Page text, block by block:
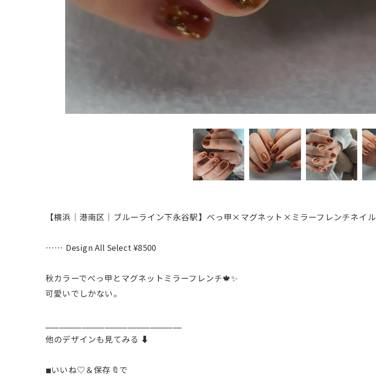
【横浜│港南区│ブルーライン下永谷駅】べっ甲×マグネット×ミラーフレンチネイル
…… Design All Select ¥8500
秋カラーでべっ甲とマグネットミラーフレンチ🍁✨️
可愛いでしかない。
他のデザインも見てみる ⬇️
◾︎いいね♡＆保存🔖で